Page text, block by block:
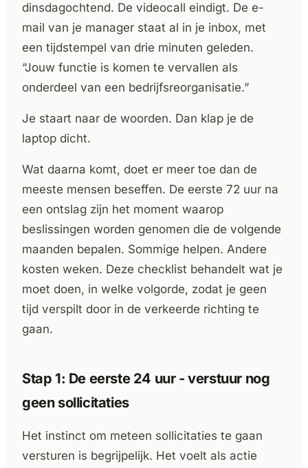
dinsdagochtend. De videocall eindigt. De e-
mail van je manager staat al in je inbox, met
een tijdstempel van drie minuten geleden.
“Jouw functie is komen te vervallen als
onderdeel van een bedrijfsreorganisatie.”
Je staart naar de woorden. Dan klap je de
laptop dicht.
Wat daarna komt, doet er meer toe dan de
meeste mensen beseffen. De eerste 72 uur na
een ontslag zijn het moment waarop
beslissingen worden genomen die de volgende
maanden bepalen. Sommige helpen. Andere
kosten weken. Deze checklist behandelt wat je
moet doen, in welke volgorde, zodat je geen
tijd verspilt door in de verkeerde richting te
gaan.
Stap 1: De eerste 24 uur - verstuur nog
geen sollicitaties
Het instinct om meteen sollicitaties te gaan
versturen is begrijpelijk. Het voelt als actie